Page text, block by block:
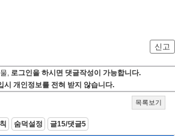
신고
, 로그인을 하시면 댓글작성이 가능합니다.
시 개인정보를 전혀 받지 않습니다.
목록보기
숨덕설정 글15/댓글5